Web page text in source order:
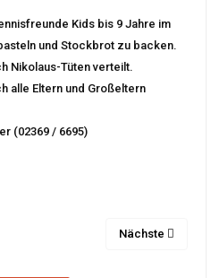
Kids bis 9 Jahre im
und Stockbrot zu backen.
Nikolaus-Tüten verteilt.
alle Eltern und Großeltern
(02369 / 6695)
Nächste